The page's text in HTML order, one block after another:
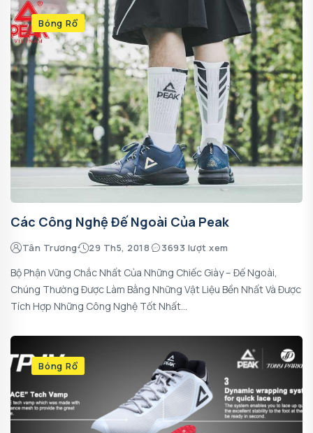
Bóng Rổ
Các Công Nghệ Đế Ngoài Của Peak
Tân Trương 29 Th5, 2018 3693 lượt xem
Bộ Phận Vững Chắc Nhất Của Những Chiếc Giày – Đế Ngoài,
Chúng Thường Được Làm Bằng Những Vật Liệu Bền Nhất Và Được
Tích Hợp Những Công Nghệ Tốt Nhất...
Bóng Rổ